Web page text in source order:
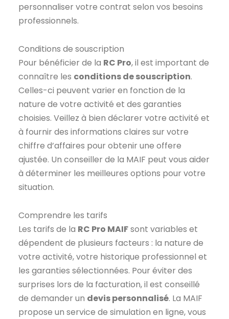
personnaliser votre contrat selon vos besoins
professionnels.
Conditions de souscription
Pour bénéficier de la RC Pro, il est important de
connaître les conditions de souscription.
Celles-ci peuvent varier en fonction de la
nature de votre activité et des garanties
choisies. Veillez à bien déclarer votre activité et
à fournir des informations claires sur votre
chiffre d’affaires pour obtenir une offere
ajustée. Un conseiller de la MAIF peut vous aider
à déterminer les meilleures options pour votre
situation.
Comprendre les tarifs
Les tarifs de la RC Pro MAIFsont variables et
dépendent de plusieurs facteurs : la nature de
votre activité, votre historique professionnel et
les garanties sélectionnées. Pour éviter des
surprises lors de la facturation, il est conseillé
de demander un devis personnalisé. La MAIF
propose un service de simulation en ligne, vous